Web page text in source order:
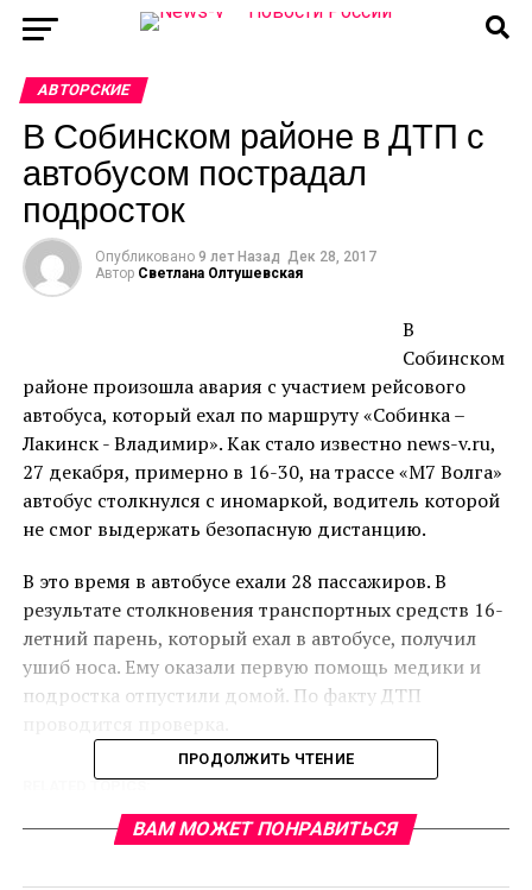
АВТОРСКИЕ
В Собинском районе в ДТП с
автобусом пострадал
подросток
Опубликовано 9 лет Назад Дек 28, 2017
Автор Светлана Олтушевская
В
Собинском
районе произошла авария с участием рейсового
автобуса, который ехал по маршруту «Собинка –
Лакинск - Владимир». Как стало известно news-v.ru,
27 декабря, примерно в 16-30, на трассе «М7 Волга»
автобус столкнулся с иномаркой, водитель которой
не смог выдержать безопасную дистанцию.
В это время в автобусе ехали 28 пассажиров. В
результате столкновения транспортных средств 16-
летний парень, который ехал в автобусе, получил
ушиб носа. Ему оказали первую помощь медики и
подростка отпустили домой. По факту ДТП
ВОС решило снять кандидатуру Тахира Исламова с
ПРОДОЛЖИТЬ ЧТЕНИЕ
ВАМ МОЖЕТ ПОНРАВИТЬСЯ